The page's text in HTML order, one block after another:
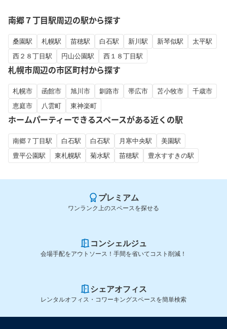
南郷７丁目駅周辺の駅から探す
桑園駅 札幌駅 苗穂駅 白石駅 新川駅 新琴似駅
太平駅
西２８丁目駅
円山公園駅 西１８丁目駅
札幌市周辺の市区町村から探す
札幌市 函館市 旭川市 釧路市 帯広市 苫小牧市
千歳市
恵庭市
八雲町 東神楽町
ホームパーティーできるスペースがある近くの駅
南郷７丁目駅 白石駅 白石駅 月寒中央駅
美園駅
豊平公園駅
東札幌駅 菊水駅 苗穂駅 豊水すすきの駅
プレミアム
ワンランク上のスペースを探せる
コンシェルジュ
会場手配をアウトソース！手間を省いてコスト削減！
シェアオフィス
レンタルオフィス・コワーキングスペースを簡単検索